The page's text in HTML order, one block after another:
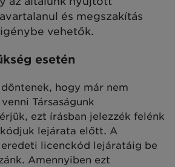
és megszakítás
vehetők.
esetén
hogy már nem
Társaságunk
ezt írásban jelezzék felénk
lejárata előtt. A
eredeti licenckód lejáratáig be
Amennyiben ezt